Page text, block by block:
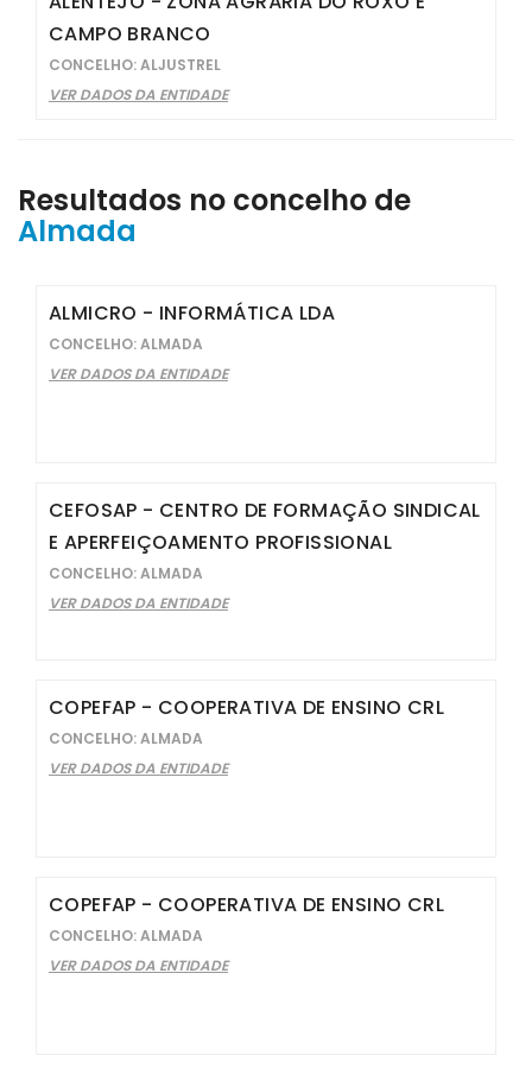
CAMPO BRANCO
CONCELHO: ALJUSTREL
VER DADOS DA ENTIDADE
Resultados no concelho de
Almada
ALMICRO - INFORMÁTICA LDA
CONCELHO: ALMADA
VER DADOS DA ENTIDADE
CEFOSAP - CENTRO DE FORMAÇÃO SINDICAL
E APERFEIÇOAMENTO PROFISSIONAL
CONCELHO: ALMADA
VER DADOS DA ENTIDADE
COPEFAP - COOPERATIVA DE ENSINO CRL
CONCELHO: ALMADA
VER DADOS DA ENTIDADE
COPEFAP - COOPERATIVA DE ENSINO CRL
CONCELHO: ALMADA
VER DADOS DA ENTIDADE